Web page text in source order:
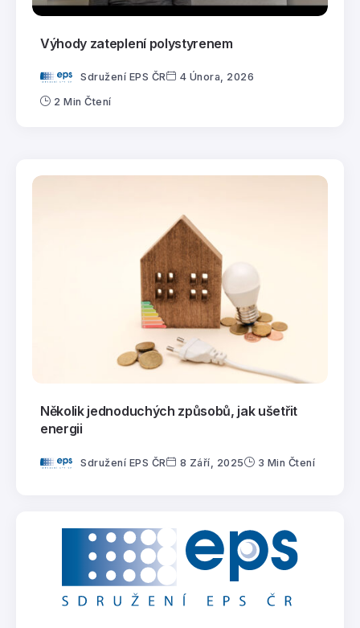
Výhody zateplení polystyrenem
Sdružení EPS ČR 4 Února, 2026
2 Min Čtení
Několik jednoduchých způsobů, jak ušetřit
energii
Sdružení EPS ČR 8 Září, 2025 3 Min Čtení